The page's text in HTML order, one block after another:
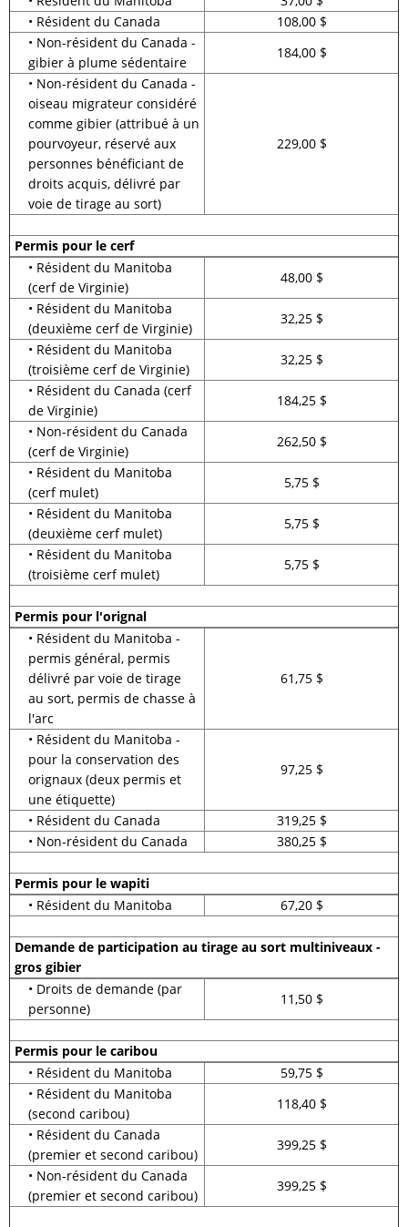
• Résident du Canada
108,00 $
• Non-résident du Canada -
gibier à plume sédentaire
184,00 $
• Non-résident du Canada -
oiseau migrateur considéré
comme gibier (attribué à un
pourvoyeur, réservé aux
personnes bénéficiant de
droits acquis, délivré par
voie de tirage au sort)
229,00 $
Permis pour le cerf
• Résident du Manitoba
(cerf de Virginie)
48,00 $
• Résident du Manitoba
(deuxième cerf de Virginie)
32,25 $
• Résident du Manitoba
(troisième cerf de Virginie)
32,25 $
• Résident du Canada (cerf
de Virginie)
184,25 $
• Non-résident du Canada
(cerf de Virginie)
262,50 $
• Résident du Manitoba
(cerf mulet)
5,75 $
• Résident du Manitoba
(deuxième cerf mulet)
5,75 $
• Résident du Manitoba
(troisième cerf mulet)
5,75 $
Permis pour l'orignal
• Résident du Manitoba -
permis général, permis
délivré par voie de tirage
au sort, permis de chasse à
l'arc
61,75 $
• Résident du Manitoba -
pour la conservation des
orignaux (deux permis et
une étiquette)
97,25 $
• Résident du Canada
319,25 $
• Non-résident du Canada
380,25 $
Permis pour le wapiti
• Résident du Manitoba
67,20 $
Demande de participation au tirage au sort multiniveaux -
gros gibier
• Droits de demande (par
personne)
11,50 $
Permis pour le caribou
• Résident du Manitoba
59,75 $
• Résident du Manitoba
(second caribou)
118,40 $
• Résident du Canada
(premier et second caribou)
399,25 $
• Non-résident du Canada
(premier et second caribou)
399,25 $